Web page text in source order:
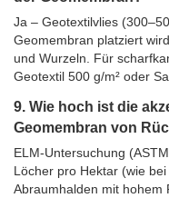
Ja – Geotextilvlies
Geomembran platziert
und Wurzeln. Für
Geotextil 500 g/m² oder
9. Wie hoch ist die
Geomembran von
ELM-Untersuchung
Löcher pro Hektar (wie
Abraumhalden mit hohem